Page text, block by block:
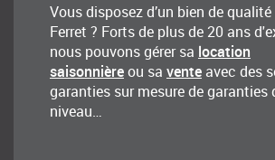
Vous disposez d’un bien de
Ferret ? Forts de plus de 20 ans
nous pouvons gérer sa location
saisonnièreou sa vente avec des
garanties sur mesure de garanties
niveau…